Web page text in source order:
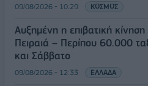
09/08/2026 - 10:29 ΚΟΣΜΟΣ
Αυξημένη η επιβατική
Πειραιά – Περίπου 60.000
και Σάββατο
09/08/2026 - 12:33 ΕΛΛΑΔΑ